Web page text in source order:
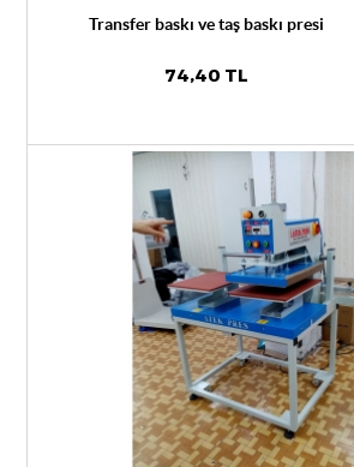
Transfer baskı ve taş baskı presi
74,40 TL